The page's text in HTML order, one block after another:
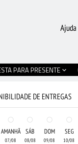
Ajuda
PARA PRESENTE
DE ENTREGAS
AMANHÃ
07/08
SÁB
08/08
DOM
09/08
SEG
10/08